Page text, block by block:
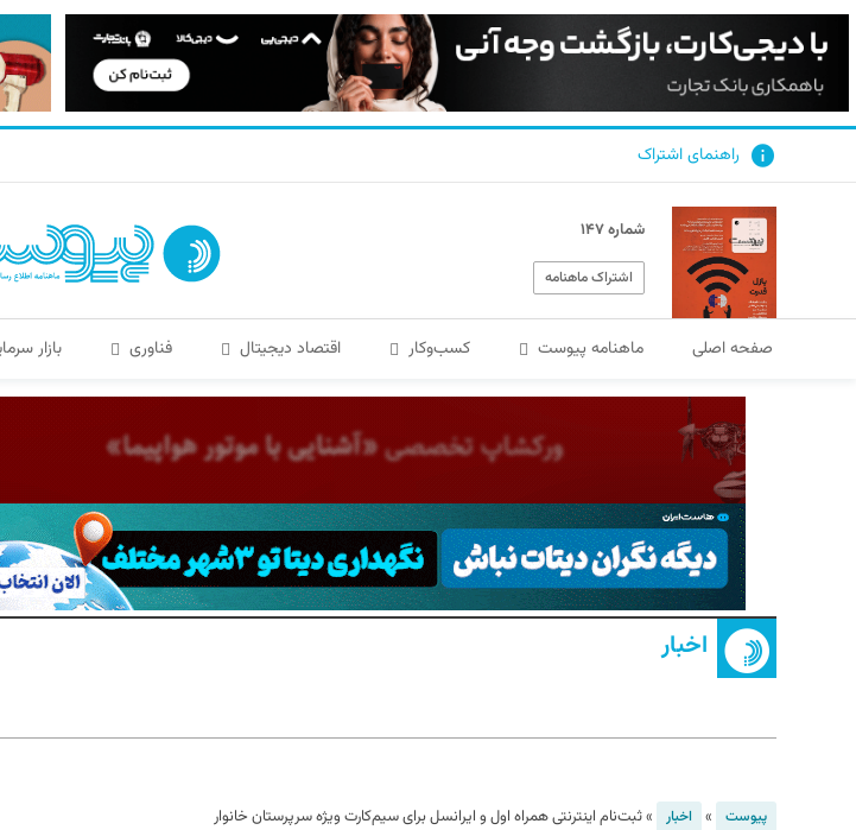
راهنمای اشتراک
شماره ۱۴۷
اشتراک ماهنامه
صفحه اصلی ماهنامه پیوست کسب‌و‌کار اقتصاد دیجیتال فناوری بازار
اخبار
پیوست » اخبار »ثبت‌نام اینترنتی همراه اول و ایرانسل برای سیم‌کارت ویژه سرپرستان خانوار